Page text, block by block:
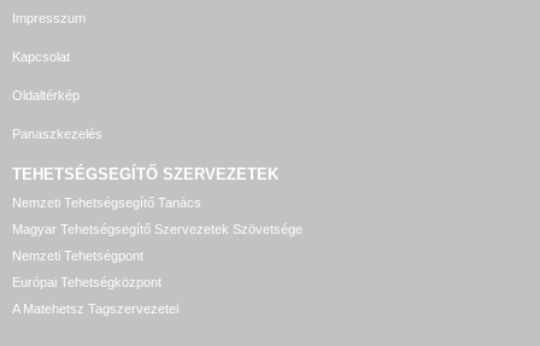
Impresszum
Kapcsolat
Oldaltérkép
Panaszkezelés
TEHETSÉGSEGÍTŐ SZERVEZETEK
Nemzeti Tehetségsegítő Tanács
Magyar Tehetségsegítő Szervezetek Szövetsége
Nemzeti Tehetségpont
Európai Tehetségközpont
A Matehetsz Tagszervezetei